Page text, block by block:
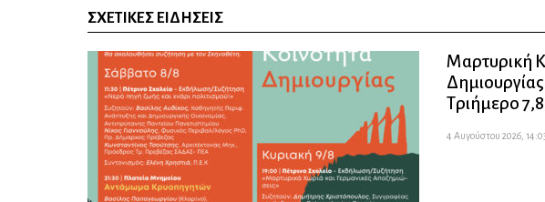
ΣΧΕΤΙΚΈΣ ΕΙΔΉΣΕΙΣ
Μαρτυρική
Τριήμερο
4 Αυγούστου 2026,